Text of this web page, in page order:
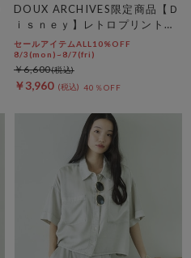
DOUX ARCHIVES限定商品【Ｄ
ｉｓｎｅｙ】レトロプリントＴ
ｅｅ
セールアイテムALL10%OFF
8/3(mon)~8/7(fri)
￥3,960 40％OFF
￥6,600